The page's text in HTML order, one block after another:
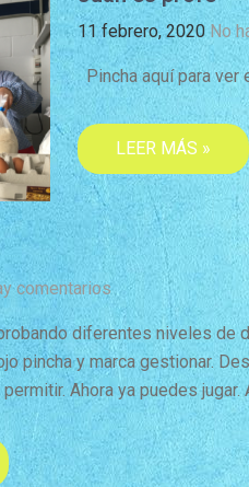
11 febrero, 2020 No
Pincha aquí para ver
LEER MÁS »
comentarios
diferentes niveles de
pincha y marca gestionar.
permitir. Ahora ya puedes